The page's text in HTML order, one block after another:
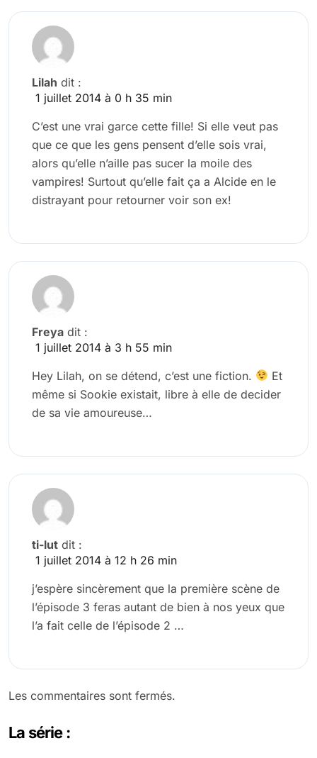
Lilah dit :
1 juillet 2014 à 0 h 35 min
C’est une vrai garce cette fille! Si elle veut pas
que ce que les gens pensent d’elle sois vrai,
alors qu’elle n’aille pas sucer la moile des
vampires! Surtout qu’elle fait ça a Alcide en le
distrayant pour retourner voir son ex!
Freya dit :
1 juillet 2014 à 3 h 55 min
Hey Lilah, on se détend, c’est une fiction.
Et
même si Sookie existait, libre à elle de decider
de sa vie amoureuse…
ti-lut dit :
1 juillet 2014 à 12 h 26 min
j’espère sincèrement que la première scène de
l’épisode 3 feras autant de bien à nos yeux que
l’a fait celle de l’épisode 2 …
Les commentaires sont fermés.
La série :